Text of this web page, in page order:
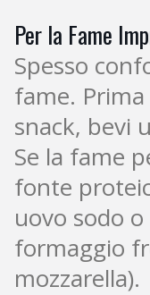
Per la Fame
Spesso
fame.
snack, bevi
Se la fame
fonte
uovo sodo
formaggio
mozzarella).